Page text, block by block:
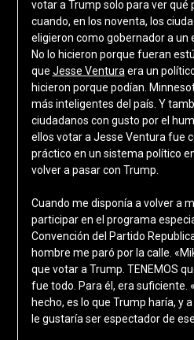
votar a Trump solo para ver qué
cuando, en los noventa, los
eligieron como gobernador a un
No lo hicieron porque fueran
que Jesse Ventura era un
hicieron porque podían.
más inteligentes del país. Y
ciudadanos con gusto por el
ellos votar a Jesse Ventura fue
práctico en un sistema político
volver a pasar con Trump.
Cuando me disponía a volver a
participar en el programa
Convención del Partido
hombre me paró por la calle.
que votar a Trump. TENEMOS
fue todo. Para él, era suficiente.
hecho, es lo que Trump haría, y
le gustaría ser espectador de ese